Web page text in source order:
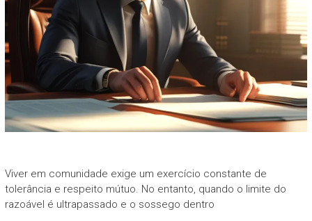
Viver em comunidade exige um exercício constante de
tolerância e respeito mútuo. No entanto, quando o limite do
razoável é ultrapassado e o sossego dentro